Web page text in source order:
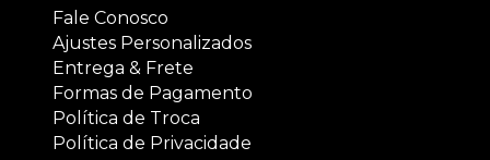
Fale Conosco
Ajustes Personalizados
Entrega & Frete
Formas de Pagamento
Política de Troca
Política de Privacidade